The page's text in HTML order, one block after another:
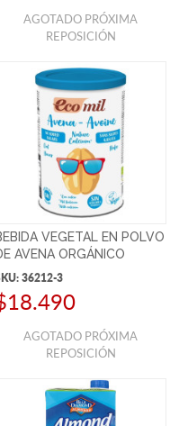
AGOTADO PRÓXIMA
REPOSICIÓN
VEGETAL EN POLVO
AVENA ORGÁNICO
36212-3
AGOTADO PRÓXIMA
REPOSICIÓN